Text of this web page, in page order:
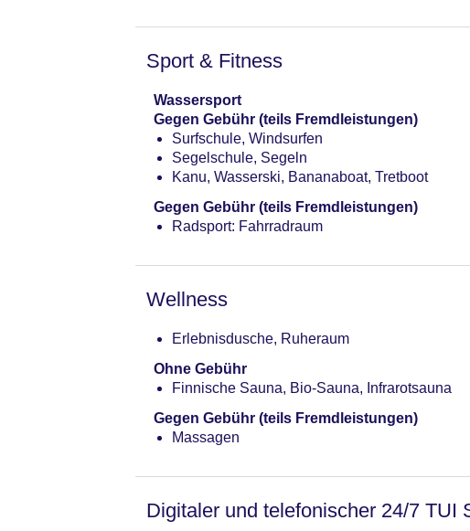
Sport & Fitness
Wassersport
Gegen Gebühr (teils Fremdleistungen)
Surfschule, Windsurfen
Segelschule, Segeln
Kanu, Wasserski, Bananaboat, Tretboot
Gegen Gebühr (teils Fremdleistungen)
Radsport: Fahrradraum
Wellness
Erlebnisdusche, Ruheraum
Ohne Gebühr
Finnische Sauna, Bio-Sauna, Infrarotsauna
Gegen Gebühr (teils Fremdleistungen)
Massagen
Digitaler und telefonischer 24/7 TUI